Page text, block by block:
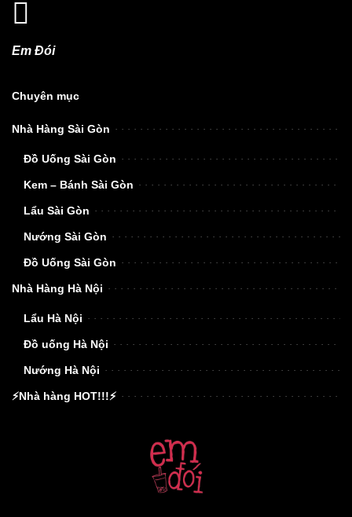
Em Đói
Chuyên mục
Nhà Hàng Sài Gòn
Đồ Uống Sài Gòn
Kem – Bánh Sài Gòn
Lẩu Sài Gòn
Nướng Sài Gòn
Đồ Uống Sài Gòn
Nhà Hàng Hà Nội
Lẩu Hà Nội
Đồ uống Hà Nội
Nướng Hà Nội
⚡Nhà hàng HOT!!!⚡